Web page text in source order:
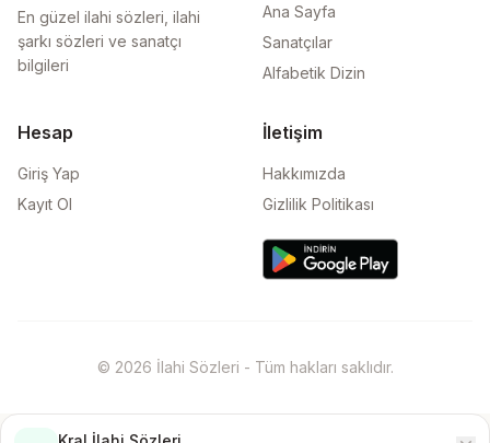
En güzel ilahi sözleri, ilahi
şarkı sözleri ve sanatçı
bilgileri
Ana Sayfa
Sanatçılar
Alfabetik Dizin
Hesap
Giriş Yap
Kayıt Ol
İletişim
Hakkımızda
Gizlilik Politikası
© 2026 İlahi Sözleri - Tüm hakları saklıdır.